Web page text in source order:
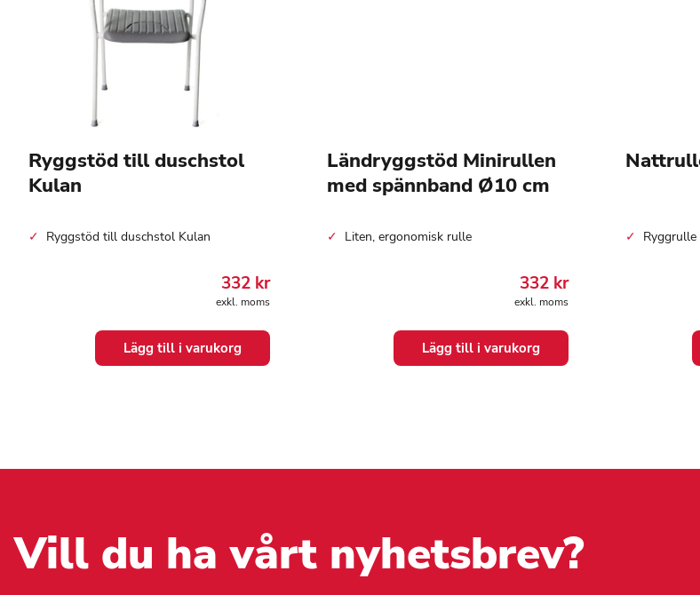
Ryggstöd till duschstol
Kulan
Ryggstöd till duschstol Kulan
332 kr
exkl. moms
Lägg till i varukorg
Ländryggstöd Minirullen
med spännband Ø10 cm
Liten, ergonomisk rulle
332 kr
exkl. moms
Lägg till i varukorg
Vill du ha vårt nyhetsbrev?